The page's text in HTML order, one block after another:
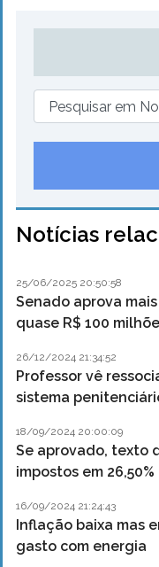
Notícias
25/06/2025 20:50:58
Senado aprova
quase R$ 100
26/12/2024 21:34:52
Professor vê
sistema
18/09/2024 20:00:09
Se aprovado, texto
impostos em 26,50%
16/09/2024 21:24:43
Inflação baixa mas
gasto com energia